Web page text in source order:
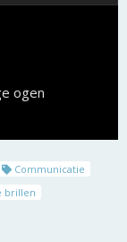
ogen
Communicatie
brillen